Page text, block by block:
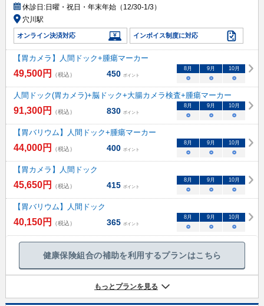
休診日:日曜・祝日・年末年始（12/30-1/3）
穴川駅
オンライン決済対応 インボイス制度に対応
【胃カメラ】人間ドック+腫瘍マーカー
49,500円 （税込） 450 ポイント
8 月 9 月 10月
○ ○ ○
人間ドック(胃カメラ)+脳ドック+大腸カメラ検査+腫瘍マーカー
91,300円 （税込） 830 ポイント
8 月 9 月 10月
○ ○ ○
【胃バリウム】人間ドック+腫瘍マーカー
44,000円 （税込） 400 ポイント
8 月 9 月 10月
○ ○ ○
【胃カメラ】人間ドック
45,650円 （税込） 415 ポイント
8 月 9 月 10月
○ ○ ○
【胃バリウム】人間ドック
40,150円 （税込） 365 ポイント
8 月 9 月 10月
○ ○ ○
健康保険組合の補助を利用するプランはこちら
もっとプランを見る